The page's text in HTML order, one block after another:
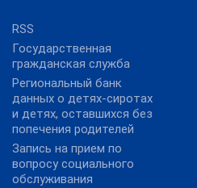
RSS
Государственная
гражданская служба
Региональный банк
данных о детях-сиротах
и детях, оставшихся без
попечения родителей
Запись на прием по
вопросу социального
обслуживания